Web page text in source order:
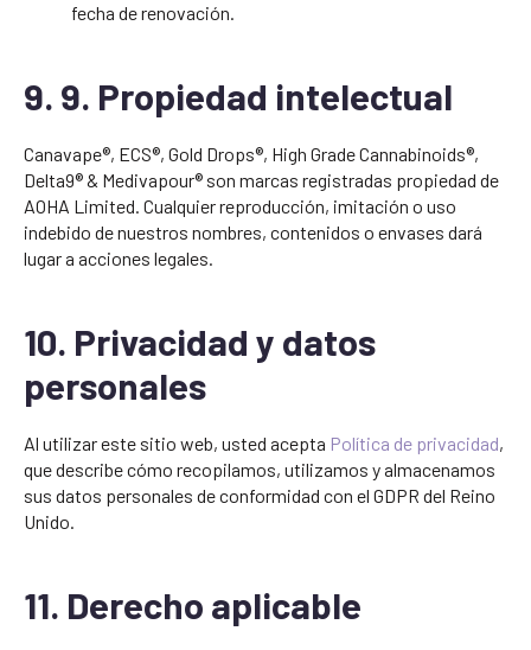
fecha de renovación.
9. 9. Propiedad intelectual
Canavape®, ECS®, Gold Drops®, High Grade Cannabinoids®,
Delta9® & Medivapour® son marcas registradas propiedad de
AOHA Limited. Cualquier reproducción, imitación o uso
indebido de nuestros nombres, contenidos o envases dará
lugar a acciones legales.
10. Privacidad y datos
personales
Al utilizar este sitio web, usted acepta Política de privacidad,
que describe cómo recopilamos, utilizamos y almacenamos
sus datos personales de conformidad con el GDPR del Reino
Unido.
11. Derecho aplicable